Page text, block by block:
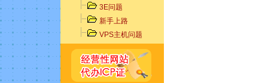
3E问题
新手上路
VPS主机问题